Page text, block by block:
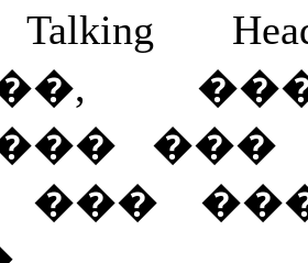
���
���